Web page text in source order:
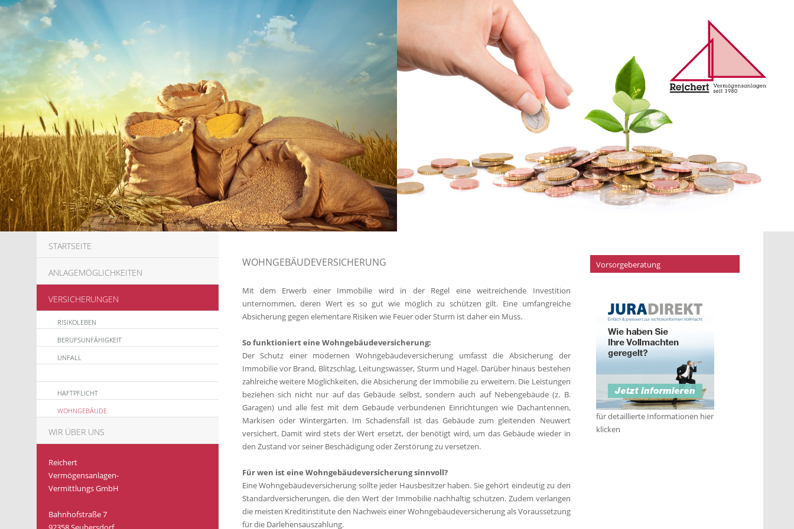
STARTSEITE
ANLAGEMÖGLICHKEITEN
VERSICHERUNGEN
RISIKOLEBEN
BERUFSUNFÄHIGKEIT
UNFALL
HAFTPFLICHT
WOHNGEBÄUDE
WIR ÜBER UNS
Reichert
Vermögensanlagen-
Vermittlungs GmbH
Bahnhofstraße 7
WOHNGEBÄUDEVERSICHERUNG
Mit dem Erwerb einer Immobilie wird in der Regel eine weitreichende Investition
unternommen, deren Wert es so gut wie möglich zu schützen gilt. Eine umfangreiche
Absicherung gegen elementare Risiken wie Feuer oder Sturm ist daher ein Muss.
So funktioniert eine Wohngebäudeversicherung:
Der Schutz einer modernen Wohngebäudeversicherung umfasst die Absicherung der
Immobilie vor Brand, Blitzschlag, Leitungswasser, Sturm und Hagel. Darüber hinaus bestehen
zahlreiche weitere Möglichkeiten, die Absicherung der Immobilie zu erweitern. Die Leistungen
beziehen sich nicht nur auf das Gebäude selbst, sondern auch auf Nebengebäude (z. B.
Garagen) und alle fest mit dem Gebäude verbundenen Einrichtungen wie Dachantennen,
Markisen oder Wintergärten. Im Schadensfall ist das Gebäude zum gleitenden Neuwert
versichert. Damit wird stets der Wert ersetzt, der benötigt wird, um das Gebäude wieder in
den Zustand vor seiner Beschädigung oder Zerstörung zu versetzen.
Für wen ist eine Wohngebäudeversicherung sinnvoll?
Eine Wohngebäudeversicherung sollte jeder Hausbesitzer haben. Sie gehört eindeutig zu den
Standardversicherungen, die den Wert der Immobilie nachhaltig schützen. Zudem verlangen
die meisten Kreditinstitute den Nachweis einer Wohngebäudeversicherung als Voraussetzung
für die Darlehensauszahlung.
Vorsorgeberatung
für detaillierte Informationen hier
klicken